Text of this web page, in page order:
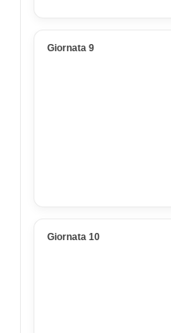
Giornata 9
Giornata 10